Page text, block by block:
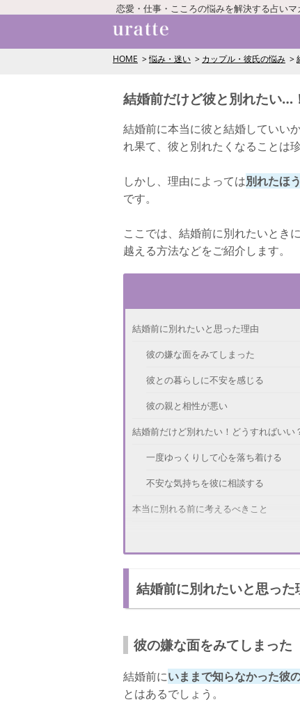
恋愛・仕事・こころの悩みを解決する占いマ
HOME 悩み・迷い カップル・彼氏の悩み
結婚前だけど彼と別れたい…
結婚前に本当に彼と結婚していい
れ果て、彼と別れたくなることは
しかし、理由によっては別れたほ
です。
ここでは、結婚前に別れたいとき
越える方法などをご紹介します。
結婚前に別れたいと思った理由
彼の嫌な面をみてしまった
彼との暮らしに不安を感じる
彼の親と相性が悪い
結婚前だけど別れたい！どうすればいい
一度ゆっくりして心を落ち着ける
不安な気持ちを彼に相談する
本当に別れる前に考えるべきこと
結婚前の不安を乗り越えるには？
気持ちを誰かに打ち明ける
理由がわからなければ流されてみる
結婚前に別れたいと思った
彼の嫌な面をみてしまった
結婚前にいままで知らなかった彼
とはあるでしょう。